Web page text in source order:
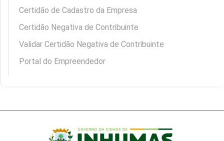
Certidão de Cadastro da Empresa
Certidão Negativa de Contribuinte
Validar Certidão Negativa de Contribuinte
Portal do Empreendedor